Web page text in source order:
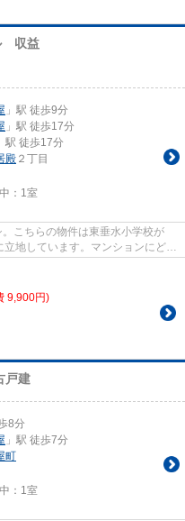
収益
」駅 徒歩9分
」駅 徒歩17分
駅 徒歩17分
殿 ２丁目
： 1室
こちらの物件は東垂水小学校が
地しています。マンションにどん
9,900円)
戸建
8分
」駅 徒歩7分
町
： 1室